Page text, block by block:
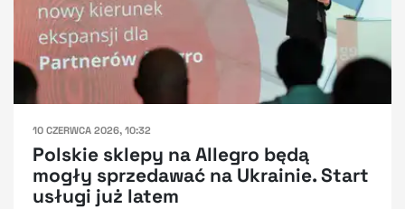
10 CZERWCA 2026, 10:32
Polskie sklepy na Allegro będą
mogły sprzedawać na Ukrainie. Start
usługi już latem